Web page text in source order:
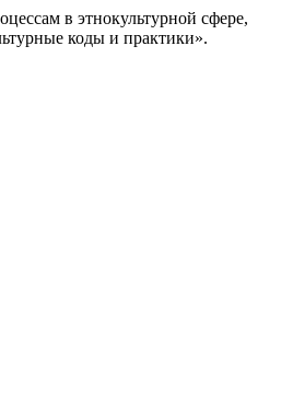
в этнокультурной сфере,
коды и практики».